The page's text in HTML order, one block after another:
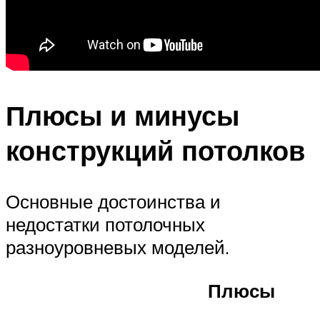
Плюсы и минусы
конструкций потолков
Основные достоинства и
недостатки потолочных
разноуровневых моделей.
Плюсы